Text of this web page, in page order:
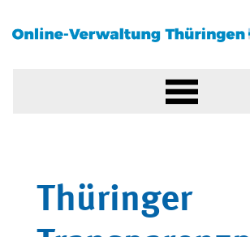
Thüringer